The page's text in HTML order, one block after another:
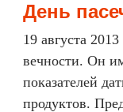
День
19 августа
вечности. Он
показателей
продуктов.